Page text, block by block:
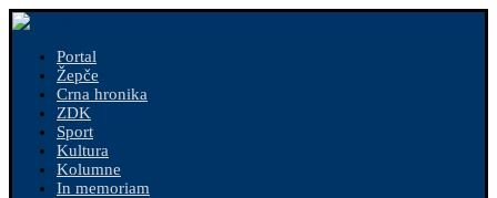
Portal
Žepče
Crna hronika
ZDK
Sport
Kultura
Kolumne
In memoriam